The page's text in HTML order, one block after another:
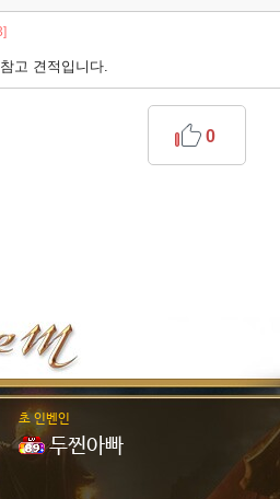
고 견적입니다.
0
초 인벤인
두찐아빠